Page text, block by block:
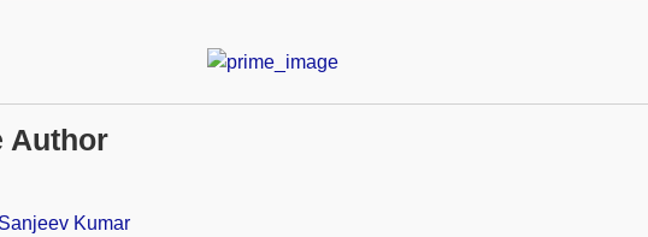
Author
Sanjeev Kumar